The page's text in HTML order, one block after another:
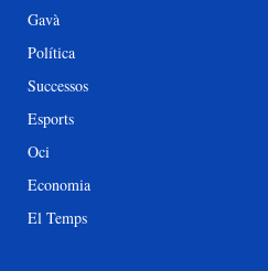
Gavà
Política
Successos
Esports
Oci
Economia
El Temps